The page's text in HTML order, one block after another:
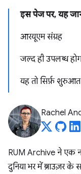
इस पेज पर, यह
आरयूएम संग्रह
जल्द ही उपलब्ध
यह तो सिर्फ़
Rachel
RUM Archive ने एक
दुनिया भर में ब्राउज़र